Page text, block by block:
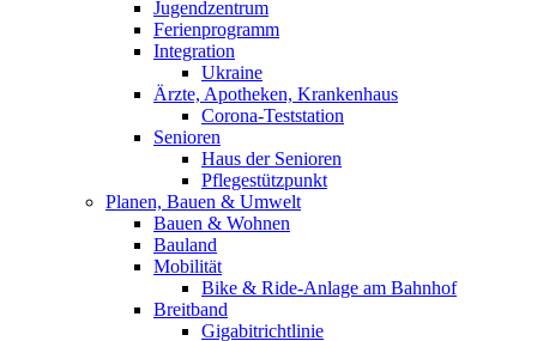
Jugendzentrum
Ferienprogramm
Integration
Ukraine
Ärzte, Apotheken, Krankenhaus
Corona-Teststation
Senioren
Haus der Senioren
Pflegestützpunkt
Planen, Bauen & Umwelt
Bauen & Wohnen
Bauland
Mobilität
Bike & Ride-Anlage am Bahnhof
Breitband
Gigabitrichtlinie